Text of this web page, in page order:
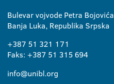
Bulevar vojvode Petra Bojovića
Banja Luka, Republika Srpska
+387 51 321 171
Faks: +387 51 315 694
info@unibl.org